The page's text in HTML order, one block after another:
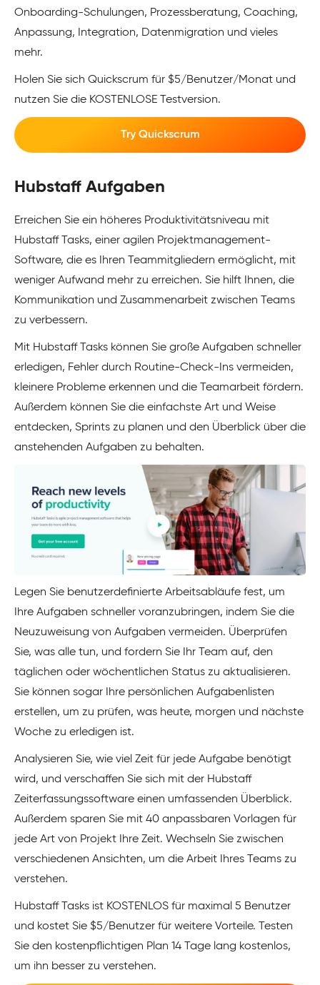
Onboarding-Schulungen, Prozessberatung, Coaching,
Anpassung, Integration, Datenmigration und vieles
mehr.
Holen Sie sich Quickscrum für $5/Benutzer/Monat und
nutzen Sie die KOSTENLOSE Testversion.
Try Quickscrum
Hubstaff Aufgaben
Erreichen Sie ein höheres Produktivitätsniveau mit
Hubstaff Tasks, einer agilen Projektmanagement-
Software, die es Ihren Teammitgliedern ermöglicht, mit
weniger Aufwand mehr zu erreichen. Sie hilft Ihnen, die
Kommunikation und Zusammenarbeit zwischen Teams
zu verbessern.
Mit Hubstaff Tasks können Sie große Aufgaben schneller
erledigen, Fehler durch Routine-Check-Ins vermeiden,
kleinere Probleme erkennen und die Teamarbeit fördern.
Außerdem können Sie die einfachste Art und Weise
entdecken, Sprints zu planen und den Überblick über die
anstehenden Aufgaben zu behalten.
Legen Sie benutzerdefinierte Arbeitsabläufe fest, um
Ihre Aufgaben schneller voranzubringen, indem Sie die
Neuzuweisung von Aufgaben vermeiden. Überprüfen
Sie, was alle tun, und fordern Sie Ihr Team auf, den
täglichen oder wöchentlichen Status zu aktualisieren.
Sie können sogar Ihre persönlichen Aufgabenlisten
erstellen, um zu prüfen, was heute, morgen und nächste
Woche zu erledigen ist.
Analysieren Sie, wie viel Zeit für jede Aufgabe benötigt
wird, und verschaffen Sie sich mit der Hubstaff
Zeiterfassungssoftware einen umfassenden Überblick.
Außerdem sparen Sie mit 40 anpassbaren Vorlagen für
jede Art von Projekt Ihre Zeit. Wechseln Sie zwischen
verschiedenen Ansichten, um die Arbeit Ihres Teams zu
verstehen.
Hubstaff Tasks ist KOSTENLOS für maximal 5 Benutzer
und kostet Sie $5/Benutzer für weitere Vorteile. Testen
Sie den kostenpflichtigen Plan 14 Tage lang kostenlos,
um ihn besser zu verstehen.